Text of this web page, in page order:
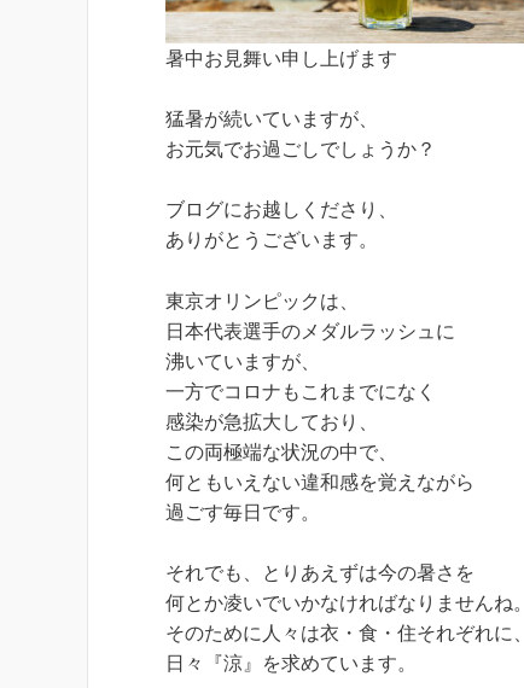
暑中お見舞い申し上げます
猛暑が続いていますが、
お元気でお過ごしでしょうか？
ブログにお越しくださり、
ありがとうございます。
東京オリンピックは、
日本代表選手のメダルラッシュに
沸いていますが、
一方でコロナもこれまでになく
感染が急拡大しており、
この両極端な状況の中で、
何ともいえない違和感を覚えながら
過ごす毎日です。
それでも、とりあえずは今の暑さを
何とか凌いでいかなければなりませんね。
そのために人々は衣・食・住それぞれに、
日々『涼』を求めています。